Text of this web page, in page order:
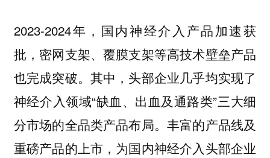
2023-2024年，国内神经介入产品加速获
批，密网支架、覆膜支架等高技术壁垒产品
也完成突破。其中，头部企业几乎均实现了
神经介入领域“缺血、出血及通路类”三大细
分市场的全品类产品布局。丰富的产品线及
重磅产品的上市，为国内神经介入头部企业